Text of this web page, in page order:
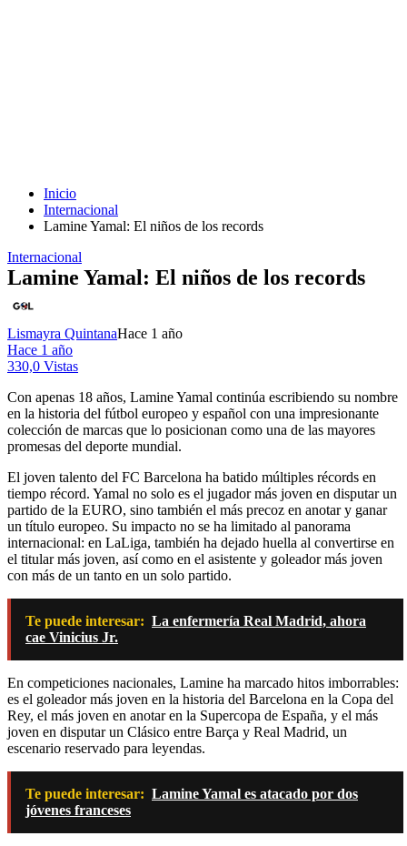
Inicio
Internacional
Lamine Yamal: El niños de los records
Internacional
Lamine Yamal: El niños de los records
Lismayra QuintanaHace 1 año
Hace 1 año
330,0 Vistas
Con apenas 18 años, Lamine Yamal continúa escribiendo su nombre
en la historia del fútbol europeo y español con una impresionante
colección de marcas que lo posicionan como una de las mayores
promesas del deporte mundial.
El joven talento del FC Barcelona ha batido múltiples récords en
tiempo récord. Yamal no solo es el jugador más joven en disputar un
partido de la EURO, sino también el más precoz en anotar y ganar
un título europeo. Su impacto no se ha limitado al panorama
internacional: en LaLiga, también ha dejado huella al convertirse en
el titular más joven, así como en el asistente y goleador más joven
con más de un tanto en un solo partido.
Te puede interesar: La enfermería Real Madrid, ahora
cae Vinicius Jr.
En competiciones nacionales, Lamine ha marcado hitos imborrables:
es el goleador más joven en la historia del Barcelona en la Copa del
Rey, el más joven en anotar en la Supercopa de España, y el más
joven en disputar un Clásico entre Barça y Real Madrid, un
escenario reservado para leyendas.
Te puede interesar: Lamine Yamal es atacado por dos
jóvenes franceses